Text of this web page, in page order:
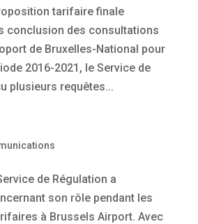
tarifaire finale
conclusion des consultations
de Bruxelles-National pour
2016-2021, le Service de
plusieurs requêtes...
de Régulation a
son rôle pendant les
à Brussels Airport. Avec